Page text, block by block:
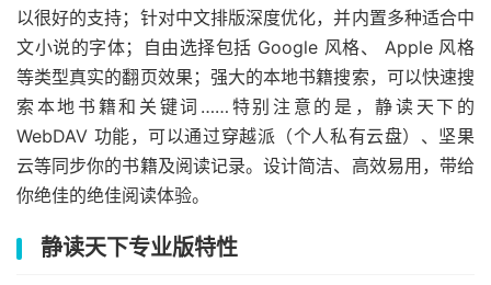
以很好的支持；针对中文排版深度优化，并内置多种适合中
文小说的字体；自由选择包括 Google 风格、 Apple 风格
等类型真实的翻页效果；强大的本地书籍搜索，可以快速搜
索本地书籍和关键词……特别注意的是，静读天下的
WebDAV 功能，可以通过穿越派（个人私有云盘）、坚果
云等同步你的书籍及阅读记录。设计简洁、高效易用，带给
你绝佳的绝佳阅读体验。
静读天下专业版特性